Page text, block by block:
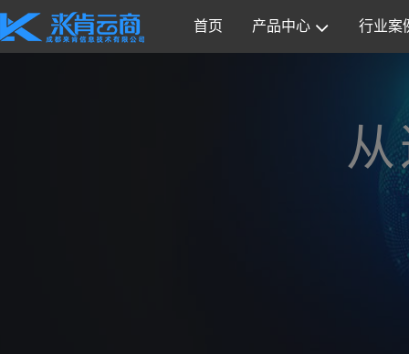
首页 产品中心 行业案